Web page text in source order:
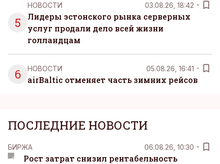
5
НОВОСТИ 03.08.26, 18:42
Лидеры эстонского рынка серверных
услуг продали дело всей жизни
голландцам
6 НОВОСТИ 05.08.26, 16:41
airBaltic отменяет часть зимних рейсов
ПОСЛЕДНИЕ НОВОСТИ
БИРЖА 06.08.26, 10:30
Рост затрат снизил рентабельность